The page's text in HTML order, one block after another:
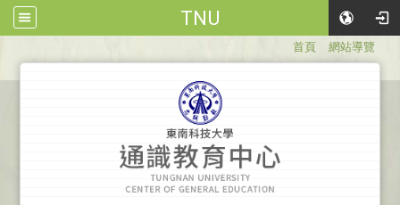
TNU
首頁 網站導覽